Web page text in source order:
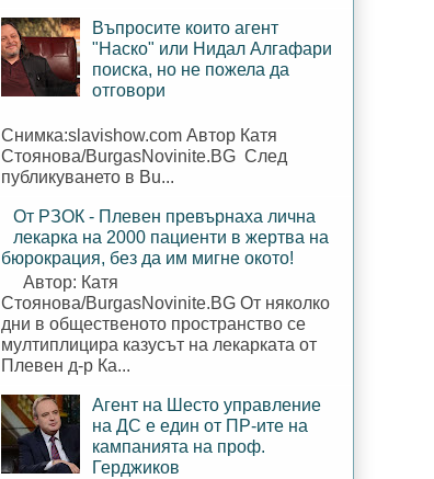
Въпросите които агент
"Наско" или Нидал Алгафари
поиска, но не пожела да
отговори
Снимка:slavishow.com Автор Катя
Стоянова/BurgasNovinite.BG След
публикуването в Bu...
От РЗОК - Плевен превърнаха лична
лекарка на 2000 пациенти в жертва на
бюрокрация, без да им мигне окото!
Автор: Катя
Стоянова/BurgasNovinite.BG От няколко
дни в общественото пространство се
мултиплицира казусът на лекарката от
Плевен д-р Ка...
Агент на Шесто управление
на ДС е един от ПР-ите на
кампанията на проф.
Герджиков